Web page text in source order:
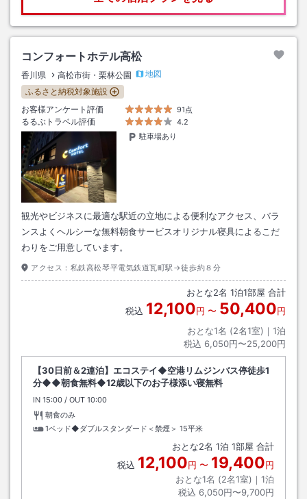
コンフォートホテル高松
香川県 高松市街・栗林公園
地図
ふるさと納税対象施設
お客様アンケート評価
91点
るるぶトラベル評価
4.2
駐車場あり
観光やビジネスに最適な駅近の立地による便利なアクセス、バラ
ンスよくヘルシーな無料朝食サービスオリジナル寝具によるこだ
わりをご用意しています。
アクセス： 私鉄高松琴平電気鉄道瓦町駅→徒歩約８分
おとな2名 1泊1部屋 合計
税込 12,100円 〜 50,400円
おとな1名 (2名1室)｜ 1泊
税込 6,050円〜25,200円
【30日前＆2連泊】エコステイ◆空港リムジンバス停徒歩1
分◆◆朝食無料◆12歳以下のお子様添い寝無料
IN チェックイン
15:00 / OUT チェックアウト
10:00
朝食のみ
1ベッド◆ダブルスタンダード＜禁煙＞ 15平米
おとな2名 1泊 1部屋 合計
税込 12,100円 〜 19,400円
おとな1名 (2名1室)｜ 1泊
税込 6,050円〜9,700円